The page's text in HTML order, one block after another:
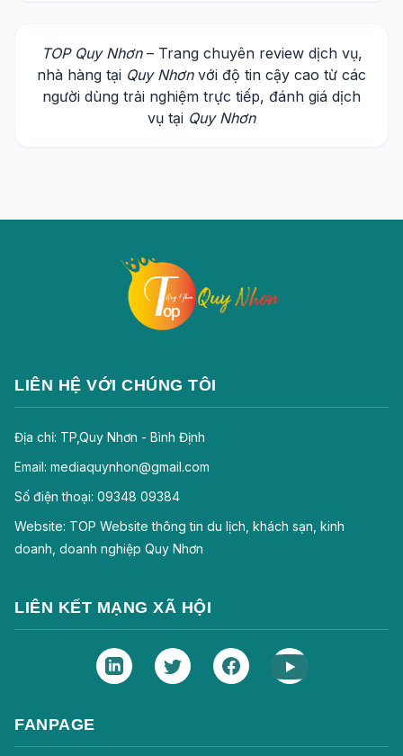
TOP Quy Nhơn– Trang chuyên review dịch vụ,
nhà hàng tại Quy Nhơnvới độ tin cậy cao từ các
người dùng trải nghiệm trực tiếp, đánh giá dịch
vụ tại Quy Nhơn
LIÊN HỆ VỚI CHÚNG TÔI
Địa chỉ: TP,Quy Nhơn - Bình Định
Email: mediaquynhon@gmail.com
Số điện thoại: 09348 09384
Website: TOP Website thông tin du lịch, khách sạn, kinh
doanh, doanh nghiệp Quy Nhơn
LIÊN KẾT MẠNG XÃ HỘI
FANPAGE